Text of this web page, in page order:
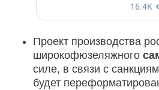
Проект производства
широкофюзеляжного
силе, в связи с
будет